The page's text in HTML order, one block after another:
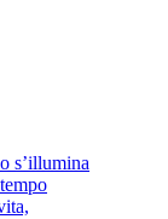
s’illumina